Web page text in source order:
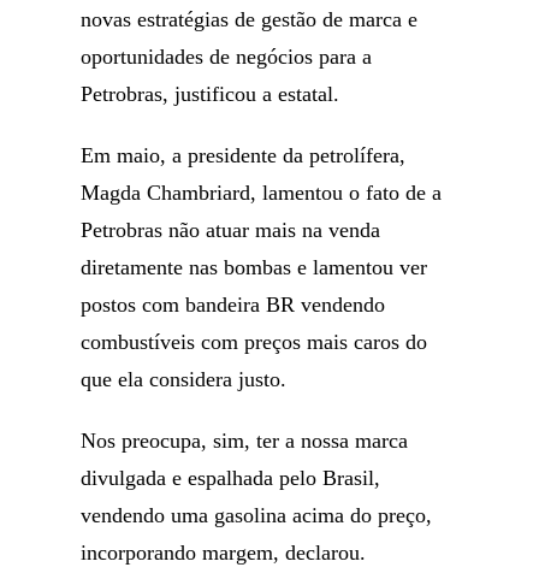
novas estratégias de gestão de marca e
oportunidades de negócios para a
Petrobras, justificou a estatal.
Em maio, a presidente da petrolífera,
Magda Chambriard, lamentou o fato de a
Petrobras não atuar mais na venda
diretamente nas bombas e lamentou ver
postos com bandeira BR vendendo
combustíveis com preços mais caros do
que ela considera justo.
Nos preocupa, sim, ter a nossa marca
divulgada e espalhada pelo Brasil,
vendendo uma gasolina acima do preço,
incorporando margem, declarou.